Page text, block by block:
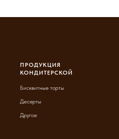
ПРОДУКЦИЯ
КОНДИТЕРСКОЙ
Бисквитные торты
Десерты
Другое